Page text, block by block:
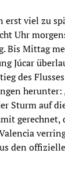
erst viel zu
Uhr
Bis Mittag
Júcar
des
herunter:
Sturm auf
gerechnet,
den